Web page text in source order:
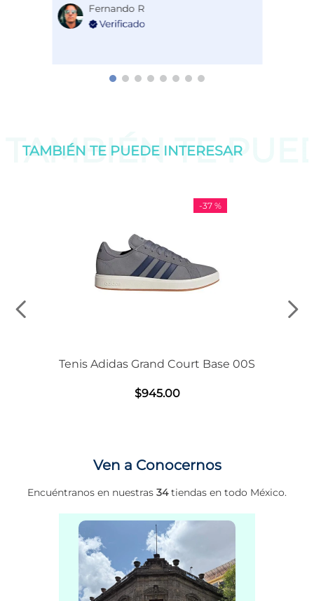
Fernando R
TAMBIÉN TE
TAMBIÉN TE PUEDE INTERESAR
-37 %
Tenis Adidas Grand Court Base 00S
$945.00
Ven a Conocernos
Encuéntranos en nuestras 34tiendas en todo México.